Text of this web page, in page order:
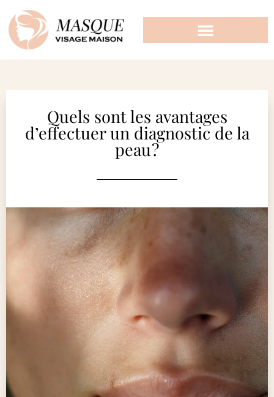
Quels sont les avantages
d’effectuer un diagnostic de la
peau ?